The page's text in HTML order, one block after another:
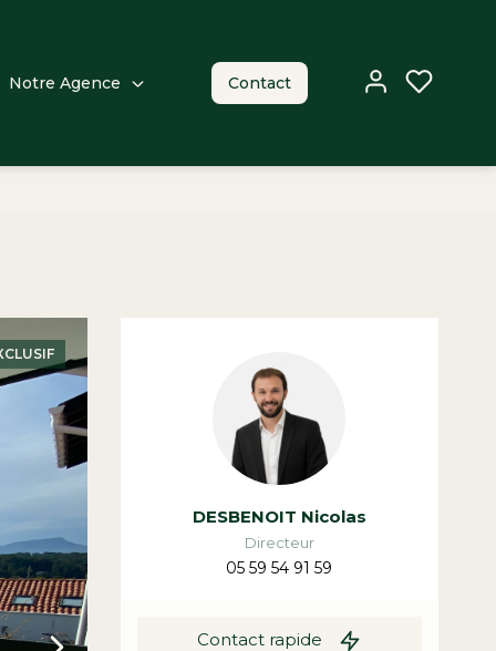
Notre Agence Contact
DESBENOIT Nicolas
Directeur
05 59 54 91 59
Contact rapide